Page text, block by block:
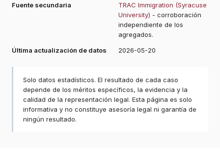
Fuente secundaria
TRAC Immigration (Syracuse
University) - corroboración
independiente de los
agregados.
Última actualización de datos
2026-05-20
Solo datos estadísticos. El resultado de cada caso
depende de los méritos específicos, la evidencia y la
calidad de la representación legal. Esta página es solo
informativa y no constituye asesoría legal ni garantía de
ningún resultado.